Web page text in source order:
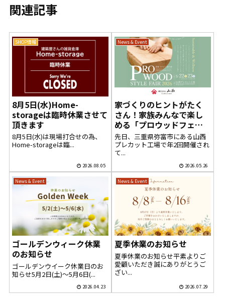
関連記事
SHOP情報
8月5日(水)Home-
storageは臨時休業させて
頂きます
8月5日(水)は現場打合せの為、
Home-storageは臨...
2026.08.05
News & Event
家づくりのヒントがたく
さん！家族みんなで楽し
める「プロウッドフェ
ア」へ行ってきました
先日、三重県弥富市にある山西
プレカット工場で年2回開催され
て...
2026.05.26
News & Event
ゴールデンウィーク休業
のお知らせ
ゴールデンウイーク休業日のお
知らせ5月2日(土)～5月6日(...
2026.04.23
News & Event
夏季休業のお知らせ
夏季休業のお知らせ平素よりご
愛顧いただき誠にありがとうご
ざい...
2026.07.29